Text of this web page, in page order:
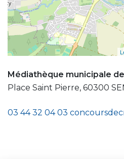
Médiathèque municipale
Place Saint Pierre, 60300
03 44 32 04 03